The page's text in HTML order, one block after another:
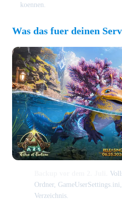
koennen.
Was das fuer deinen
Ordner,
Verzeichnis.